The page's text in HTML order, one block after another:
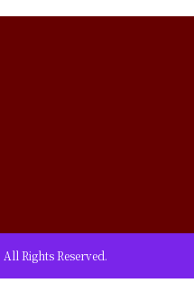
Rights Reserved.